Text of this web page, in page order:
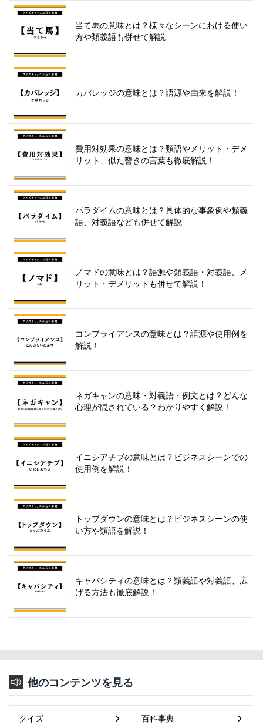
当て馬の意味とは？様々なシーンにおける使い
方や類義語も併せて解説
カバレッジの意味とは？語源や由来を解説！
費用対効果の意味とは？類語やメリット・デメ
リット、似た響きの言葉も徹底解説！
パラダイムの意味とは？具体的な事象例や類義
語、対義語なども併せて解説
ノマドの意味とは？語源や類義語・対義語、メ
リット・デメリットも併せて解説！
コンプライアンスの意味とは？語源や使用例を
解説！
ネガキャンの意味・対義語・例文とは？どんな
心理が隠されている？わかりやすく解説！
イニシアチブの意味とは？ビジネスシーンでの
使用例を解説！
トップダウンの意味とは？ビジネスシーンの使
い方や類語を解説！
キャパシティの意味とは？類義語や対義語、広
げる方法も徹底解説！
他のコンテンツを見る
クイズ 百科事典